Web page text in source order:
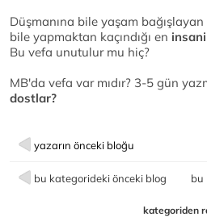
Düşmanına bile yaşam bağışlayan
bile yapmaktan kaçındığı en insani
Bu vefa unutulur mu hiç?
MB'da vefa var mıdır? 3-5 gün
dostlar?
yazarın önceki bloğu
bu kategorideki önceki blog bu
kategoriden